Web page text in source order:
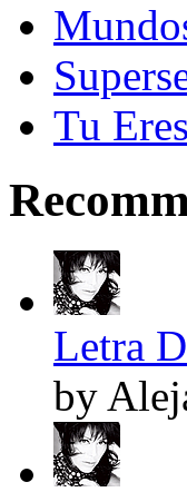
Tu
Letra
by